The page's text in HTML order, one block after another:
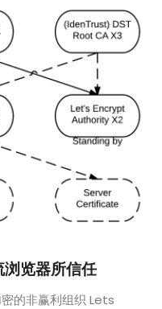
览器所信任
的非赢利组织 Lets